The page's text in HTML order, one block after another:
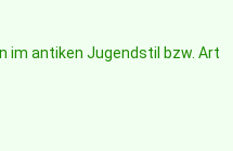
im antiken Jugendstil bzw. Art